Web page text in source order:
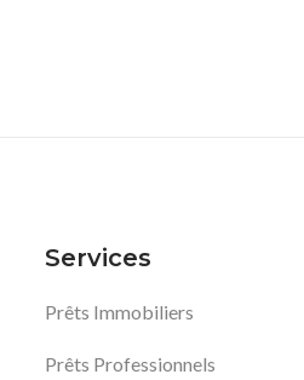
Services
Prêts Immobiliers
Prêts Professionnels